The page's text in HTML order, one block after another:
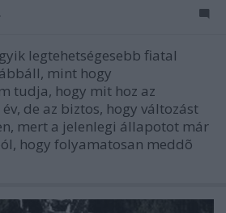
legtehetségesebb fiatal
mint hogy
tudja, hogy mit hoz az
de az biztos, hogy változást
mert a jelenlegi állapotot már
hogy folyamatosan meddõ